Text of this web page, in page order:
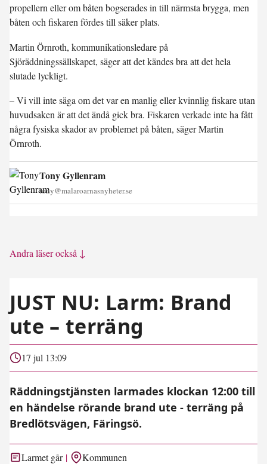
propellern eller om båten bogserades in till närmsta brygga, men
båten och fiskaren fördes till säker plats.
Martin Örnroth, kommunikationsledare på
Sjöräddningssällskapet, säger att det kändes bra att det hela
slutade lyckligt.
– Vi vill inte säga om det var en manlig eller kvinnlig fiskare utan
huvudsaken är att det ändå gick bra. Fiskaren verkade inte ha fått
några fysiska skador av problemet på båten, säger Martin
Örnroth.
Tony Gyllenram
tony@malaroarnasnyheter.se
Andra läser också ↓
JUST NU: Larm: Brand
ute – terräng
17 jul 13:09
Räddningstjänsten larmades klockan 12:00 till
en händelse rörande brand ute - terräng på
Bredlötsvägen, Färingsö.
Larmet går Kommunen